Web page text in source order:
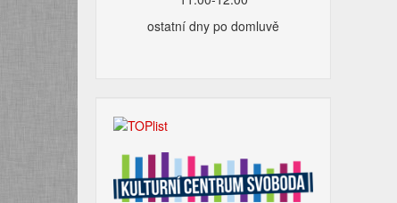
ostatní dny po domluvě